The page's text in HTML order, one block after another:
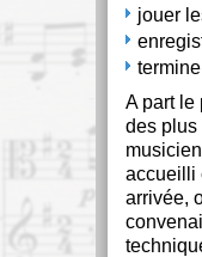
jouer
A part le
des plus
accueilli
arrivée,